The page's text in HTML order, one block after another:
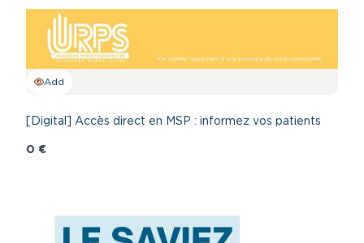
Add
[Digital] Accès direct en MSP : informez vos patients
0 €